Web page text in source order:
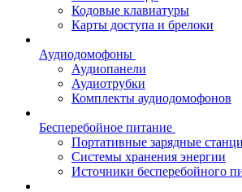
Кодовые клавиатуры
Карты доступа и брелоки
Аудиодомофоны
Аудиопанели
Аудиотрубки
Комплекты аудиодомофонов
Бесперебойное питание
Портативные зарядные
Системы хранения энергии
Источники бесперебойного